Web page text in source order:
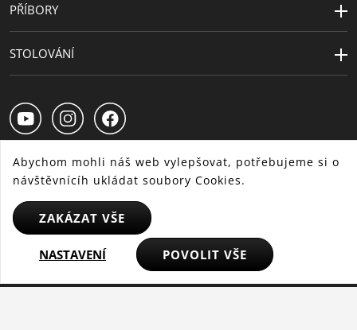
PŘÍBORY
STOLOVÁNÍ
© 2025 WMF - Všechna práva vyhrazena
Abychom mohli náš web vylepšovat, potřebujeme si o
návštěvnícíh ukládat soubory Cookies.
ZAKÁZAT VŠE
NASTAVENÍ POVOLIT VŠE